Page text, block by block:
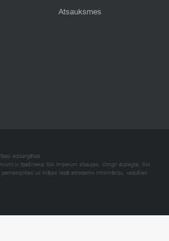
Atsauksmes
aizsargātas.
īpašnieka SIA Imperum atļaujas, stingri aizliegta. SIA
uz mājas lapā atrodamo informāciju, radušies